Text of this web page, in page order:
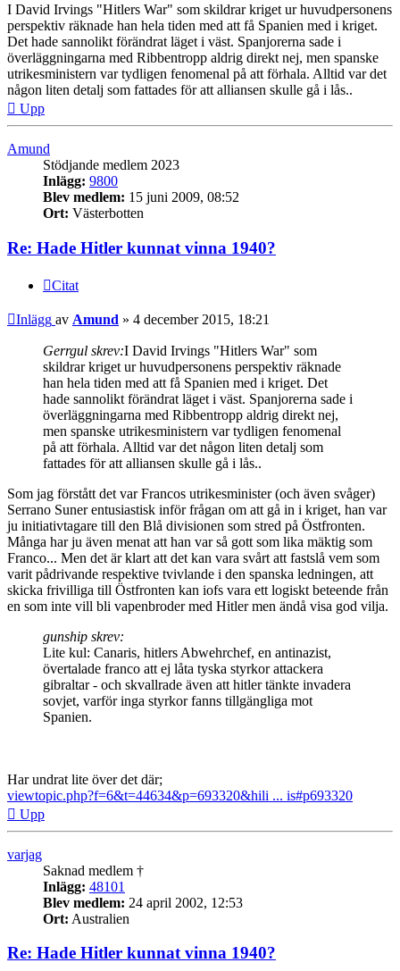
I David Irvings "Hitlers War" som skildrar kriget ur huvudpersonens
perspektiv räknade han hela tiden med att få Spanien med i kriget.
Det hade sannolikt förändrat läget i väst. Spanjorerna sade i
överläggningarna med Ribbentropp aldrig direkt nej, men spanske
utrikesministern var tydligen fenomenal på att förhala. Alltid var det
någon liten detalj som fattades för att alliansen skulle gå i lås..
Upp
Amund
Stödjande medlem 2023
Inlägg: 9800
Blev medlem: 15 juni 2009, 08:52
Ort: Västerbotten
Re: Hade Hitler kunnat vinna 1940?
Citat
Inlägg av Amund » 4 december 2015, 18:21
Gerrgul skrev:I David Irvings "Hitlers War" som
skildrar kriget ur huvudpersonens perspektiv räknade
han hela tiden med att få Spanien med i kriget. Det
hade sannolikt förändrat läget i väst. Spanjorerna sade i
överläggningarna med Ribbentropp aldrig direkt nej,
men spanske utrikesministern var tydligen fenomenal
på att förhala. Alltid var det någon liten detalj som
fattades för att alliansen skulle gå i lås..
Som jag förstått det var Francos utrikesminister (och även svåger)
Serrano Suner entusiastisk inför frågan om att gå in i kriget, han var
ju initiativtagare till den Blå divisionen som stred på Östfronten.
Många har ju även menat att han var så gott som lika mäktig som
Franco... Men det är klart att det kan vara svårt att fastslå vem som
varit pådrivande respektive tvivlande i den spanska ledningen, att
skicka frivilliga till Östfronten kan iofs vara ett logiskt beteende från
en som inte vill bli vapenbroder med Hitler men ändå visa god vilja.
gunship skrev:
Lite kul: Canaris, hitlers Abwehrchef, en antinazist,
övertalade franco att ej låta tyska styrkor attackera
gibraltar - och skvallrade även att hitler tänkte invadera
sovjet, varför inga styrkor fanns tillgängliga mot
Spanien.
Har undrat lite över det där;
viewtopic.php?f=6&t=44634&p=693320&hili ... is#p693320
Upp
varjag
Saknad medlem †
Inlägg: 48101
Blev medlem: 24 april 2002, 12:53
Ort: Australien
Re: Hade Hitler kunnat vinna 1940?